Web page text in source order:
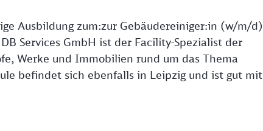
Ausbildung zum:zur Gebäudereiniger:in (w/m/d)
Services GmbH ist der Facility-Spezialist der
Werke und Immobilien rund um das Thema
befindet sich ebenfalls in Leipzig und ist gut mit